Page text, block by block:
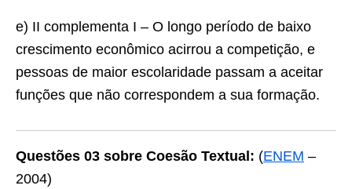
e) II complementa I – O longo período de baixo
crescimento econômico acirrou a competição, e
pessoas de maior escolaridade passam a aceitar
funções que não correspondem a sua formação.
Questões 03 sobre Coesão Textual: (ENEM –
2004)